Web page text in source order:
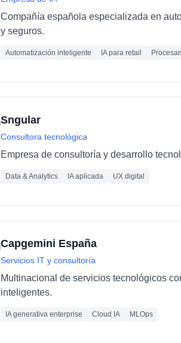
Compañía española especializada en
y seguros.
Automatización inteligente IA para retail
Sngular
Consultora tecnológica
Empresa de consultoría y desarrollo
Data & Analytics IA aplicada UX digital
Capgemini España
Servicios IT y consultoría
Multinacional de servicios tecnológicos
inteligentes.
IA generativa enterprise Cloud IA MLOps